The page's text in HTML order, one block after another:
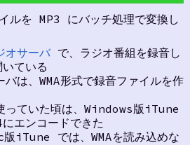
ルを MP3 にバッチ処理で変換し
オサーバで、ラジオ番組を録音し
ている
バは、WMA形式で録音ファイルを作
ていた頃は、Windows版iTune
にエンコードできた
版iTune では、WMAを読み込めな